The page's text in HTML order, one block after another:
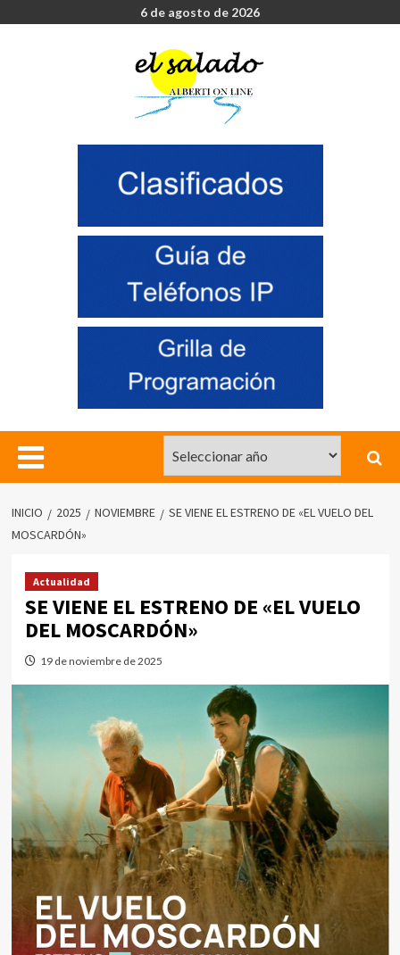
6 de agosto de 2026
INICIO 2025 NOVIEMBRE
SE VIENE EL ESTRENO DE «EL VUELO DEL
MOSCARDÓN»
Actualidad
SE VIENE EL ESTRENO DE «EL VUELO
DEL MOSCARDÓN»
19 de noviembre de 2025